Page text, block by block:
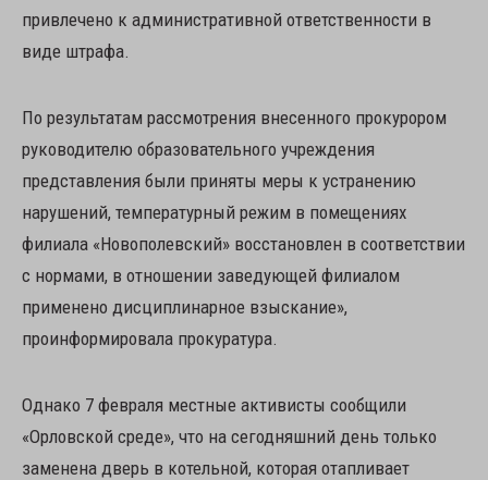
привлечено к административной ответственности в
виде штрафа.
По результатам рассмотрения внесенного прокурором
руководителю образовательного учреждения
представления были приняты меры к устранению
нарушений, температурный режим в помещениях
филиала «Новополевский» восстановлен в соответствии
с нормами, в отношении заведующей филиалом
применено дисциплинарное взыскание»,
проинформировала прокуратура.
Однако 7 февраля местные активисты сообщили
«Орловской среде», что на сегодняшний день только
заменена дверь в котельной, которая отапливает